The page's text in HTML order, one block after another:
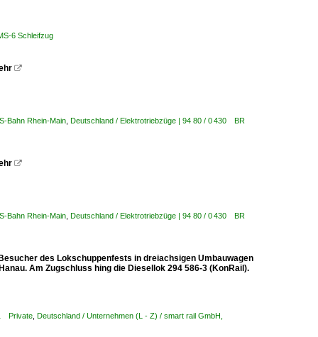
6 Schleifzug

Bahn Rhein-Main Deutschland / Elektrotriebzüge | 94 80 / 0 430 BR

Bahn Rhein-Main Deutschland / Elektrotriebzüge | 94 80 / 0 430 BR
des Lokschuppenfests in dreiachsigen Umbauwagen
Am Zugschluss hing die Diesellok 294 586-3 (KonRail).
Private Deutschland / Unternehmen (L - Z) / smart rail GmbH,